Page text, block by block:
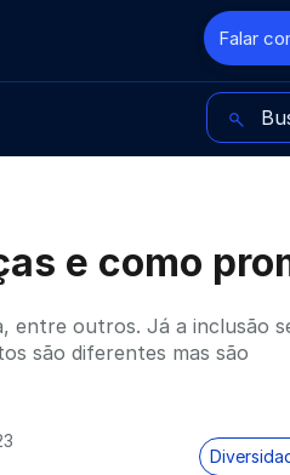
Falar
Buscar no
e como
entre outros. Já a inclusão
são diferentes mas são